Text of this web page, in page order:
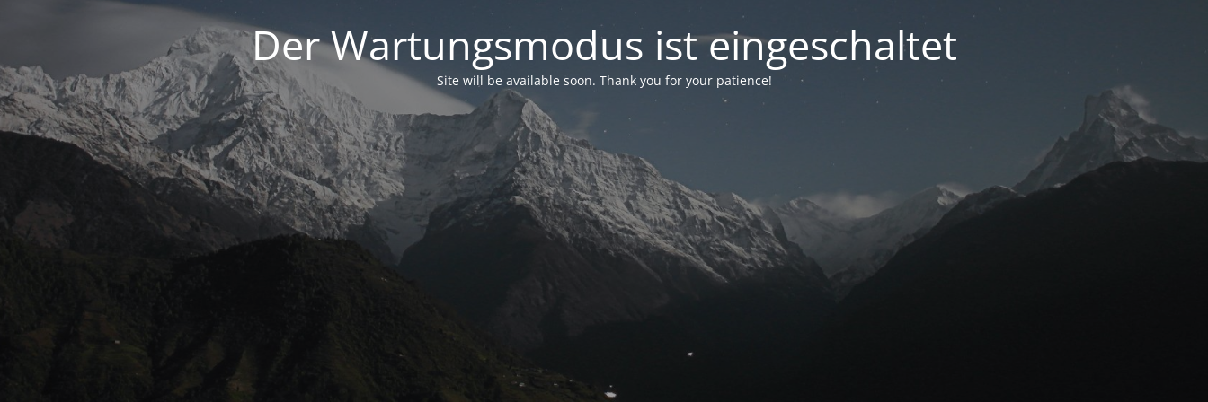
Der Wartungsmodus ist eingeschaltet
Site will be available soon. Thank you for your patience!